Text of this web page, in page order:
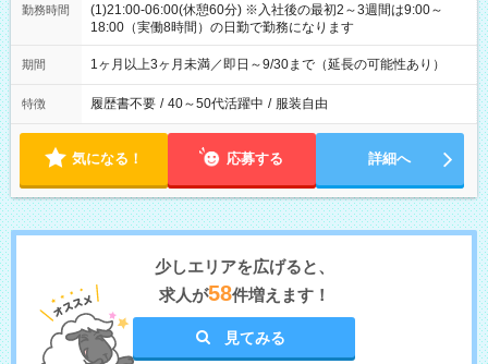
勤務時間
(1)21:00-06:00(休憩60分) ※入社後の最初2～3週間は9:00～
18:00（実働8時間）の日勤で勤務になります
期間 1ヶ月以上3ヶ月未満／即日～9/30まで（延長の可能性あり）
特徴 履歴書不要 / 40～50代活躍中 / 服装自由
気になる！ 応募する 詳細へ
少しエリアを広げると、
求人が58件増えます！
見てみる